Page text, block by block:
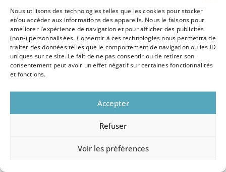
Nous utilisons des technologies telles que les cookies pour stocker
et/ou accéder aux informations des appareils. Nous le faisons pour
améliorer l’expérience de navigation et pour afficher des publicités
(non-) personnalisées. Consentir à ces technologies nous permettra de
traiter des données telles que le comportement de navigation ou les ID
uniques sur ce site. Le fait de ne pas consentir ou de retirer son
consentement peut avoir un effet négatif sur certaines fonctionnalités
et fonctions.
Accepter
Refuser
Voir les préférences